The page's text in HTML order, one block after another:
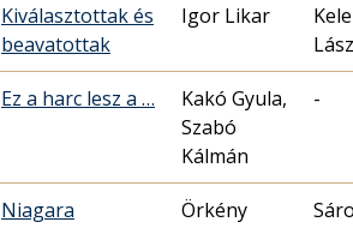
Kiválasztottak és
beavatottak
Igor Likar
Ez a harc lesz a …
Kakó Gyula,
Szabó
Kálmán
-
Niagara
Örkény